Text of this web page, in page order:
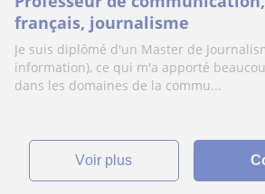
français, journalisme
Je suis diplômé d'un Master de
information), ce qui m'a apporté
dans les domaines de la commu...
voir plus